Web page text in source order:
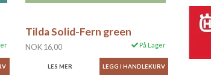
Tilda Solid-Fern green
NOK 16,00 På Lager
LES MER